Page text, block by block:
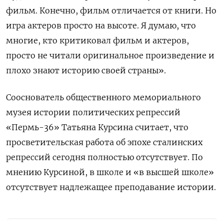
фильм. Конечно, фильм отличается от книги. Но
игра актеров просто на высоте. Я думаю, что
многие, кто критиковал фильм и актеров,
просто не читали оригинальное произведение и
плохо знают историю своей страны».
Сооснователь общественного мемориального
музея истории политических репрессий
«Пермь-36» Татьяна Курсина считает, что
просветительская работа об эпохе сталинских
репрессий сегодня полностью отсутствует. По
мнению Курсиной, в школе и «в высшей школе»
отсутствует надлежащее преподавание истории.